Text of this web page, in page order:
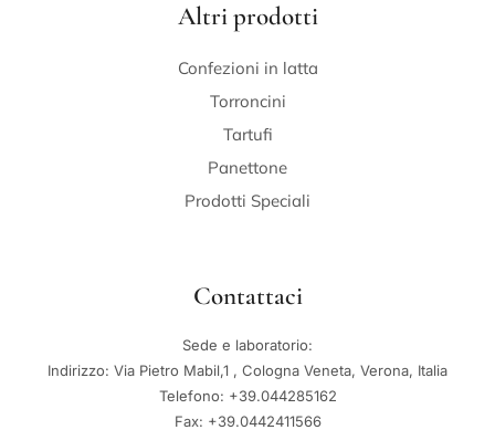
Altri prodotti
Confezioni in latta
Torroncini
Tartufi
Panettone
Prodotti Speciali
Contattaci
Sede e laboratorio:
Indirizzo: Via Pietro Mabil,1 , Cologna Veneta, Verona, Italia
Telefono: +39.044285162
Fax: +39.0442411566